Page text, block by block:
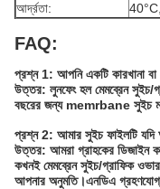
আর্দ্রতা:
FAQ:
প্রশ্ন 1: আপনি একটি কারখানা বা
উত্তর: লুনফেং হল মেমব্রেন সুইচ/
বছরের জন্য memrbane সুইচ
প্রশ্ন 2: আমার সুইচ ফাইলটি যদি
উত্তর: আমরা গ্রাহকের ডিজাইন
কখনই মেমব্রেন সুইচ/গ্রাফিক
আপনার অনুমতি।এনডিএ